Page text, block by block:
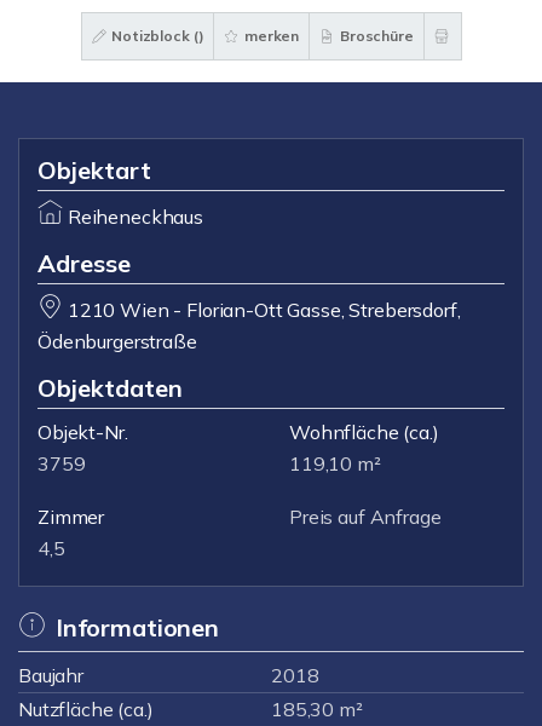
Notizblock () merken Broschüre
Objektart
Reiheneckhaus
Adresse
1210 Wien - Florian-Ott Gasse, Strebersdorf,
Ödenburgerstraße
Objektdaten
Objekt-Nr.
3759
Wohnfläche (ca.)
119,10 m²
Zimmer
4,5
Preis auf Anfrage
Informationen
Baujahr
2018
Nutzfläche (ca.)
185,30 m²